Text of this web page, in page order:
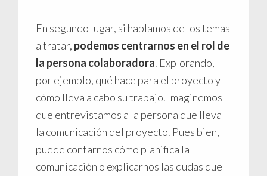
En segundo lugar, si hablamos de los temas
a tratar, podemos centrarnos en el rol de
la persona colaboradora. Explorando,
por ejemplo, qué hace para el proyecto y
cómo lleva a cabo su trabajo. Imaginemos
que entrevistamos a la persona que lleva
la comunicación del proyecto. Pues bien,
puede contarnos cómo planifica la
comunicación o explicarnos las dudas que